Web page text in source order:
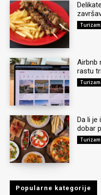
Turizam
Airbnb
rastu
Turizam
Da li
dobar
Turizam
Popularne kategorije